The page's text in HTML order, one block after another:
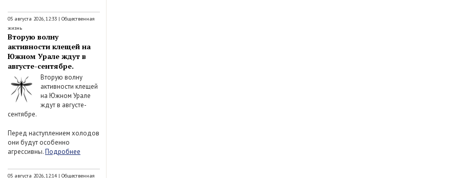
05 августа 2026, 12:33 | Общественная
жизнь
Вторую волну
активности клещей на
Южном Урале ждут в
августе-сентябре.
Вторую волну
активности клещей
на Южном Урале
ждут в августе-
сентябре.
Перед наступлением холодов
они будут особенно
агрессивны.Подробнее
05 августа 2026, 12:14 | Общественная